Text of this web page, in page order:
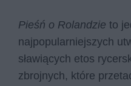
Pieśń o Rolandzie to
najpopularniejszych
sławiących etos
zbrojnych, które